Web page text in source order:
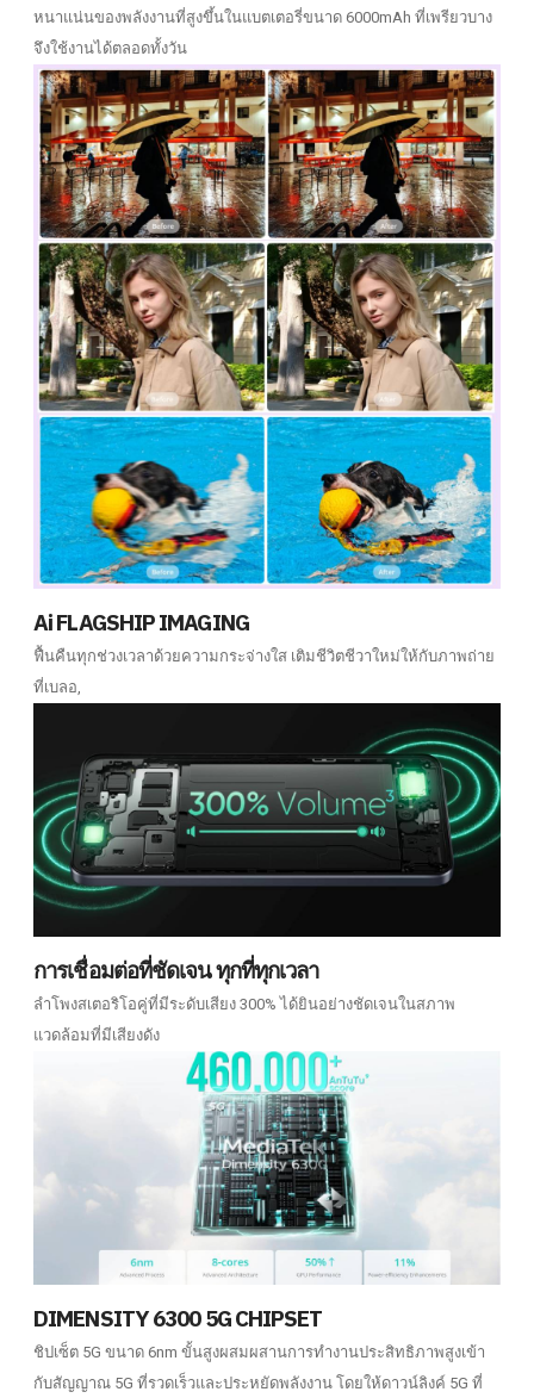
หนาแน่นของพลังงานที่สูงขึ้นในแบตเตอรี่ขนาด 6000mAh ที่เพรียวบาง
จึงใช้งานได้ตลอดทั้งวัน
Ai FLAGSHIP IMAGING
ฟื้นคืนทุกช่วงเวลาด้วยความกระจ่างใส เติมชีวิตชีวาใหม่ให้กับภาพถ่าย
ที่เบลอ,
การเชื่อมต่อที่ชัดเจน ทุกที่ทุกเวลา
ลำโพงสเตอริโอคู่ที่มีระดับเสียง 300% ได้ยินอย่างชัดเจนในสภาพ
แวดล้อมที่มีเสียงดัง
DIMENSITY 6300 5G CHIPSET
ชิปเซ็ต 5G ขนาด 6nm ขั้นสูงผสมผสานการทำงานประสิทธิภาพสูงเข้า
กับสัญญาณ 5G ที่รวดเร็วและประหยัดพลังงาน โดยให้ดาวน์ลิงค์ 5G ที่